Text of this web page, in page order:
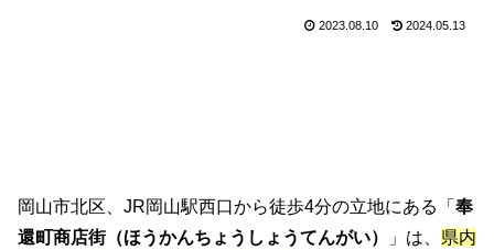
2023.08.10 2024.05.13
岡山市北区、JR岡山駅西口から徒歩4分の立地にある「 奉
還町商店街（ほうかんちょうしょうてんがい）
」は、 県内